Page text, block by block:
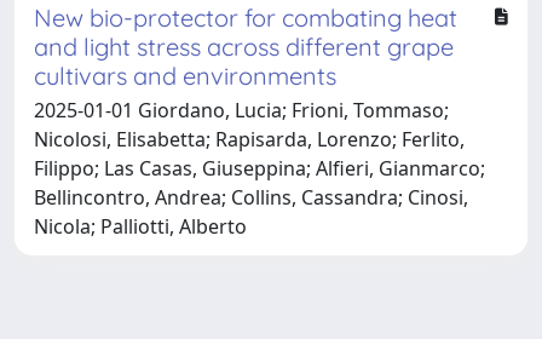
New bio-protector for combating heat
and light stress across different grape
cultivars and environments
2025-01-01 Giordano, Lucia; Frioni, Tommaso;
Nicolosi, Elisabetta; Rapisarda, Lorenzo; Ferlito,
Filippo; Las Casas, Giuseppina; Alfieri, Gianmarco;
Bellincontro, Andrea; Collins, Cassandra; Cinosi,
Nicola; Palliotti, Alberto